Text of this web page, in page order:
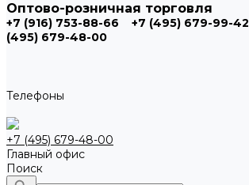
Оптово-розничная торговля
+7 (916) 753-88-66 +7 (495) 679-99-42
(495) 679-48-00
Телефоны
+7 (495) 679-48-00
Главный офис
Поиск